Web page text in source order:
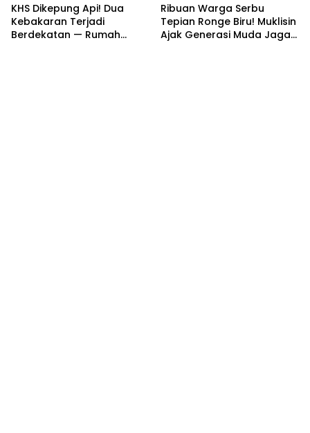
KHS Dikepung Api! Dua
Kebakaran Terjadi
Berdekatan — Rumah
Ribuan Warga Serbu
Tepian Ronge Biru! Muklisin
Ajak Generasi Muda Jaga